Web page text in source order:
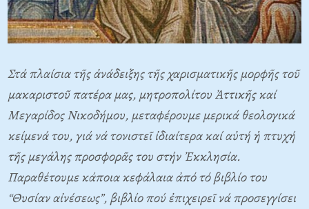
Στά πλαίσια τῆς ἀνάδειξης τῆς χαρισματικῆς μορφῆς τοῦ
μακαριστοῦ πατέρα μας, μητροπολίτου Ἀττικῆς καί
Μεγαρίδος Νικοδήμου, μεταφέρουμε μερικά θεολογικά
κείμενά του, γιά νά τονιστεῖ ἰδιαίτερα καί αὐτή ἡ πτυχή
τῆς μεγάλης προσφορᾶς του στήν Ἐκκλησία.
Παραθέτουμε κάποια κεφάλαια ἀπό τό βιβλίο του
“Θυσίαν αἰνέσεως”, βιβλίο πού ἐπιχειρεῖ νά προσεγγίσει